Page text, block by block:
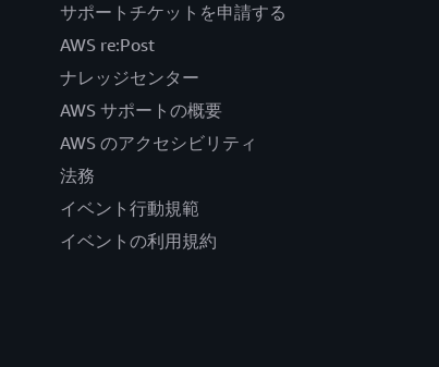
サポートチケットを申請する
AWS re:Post
ナレッジセンター
AWS サポートの概要
AWS のアクセシビリティ
法務
イベント行動規範
イベントの利用規約